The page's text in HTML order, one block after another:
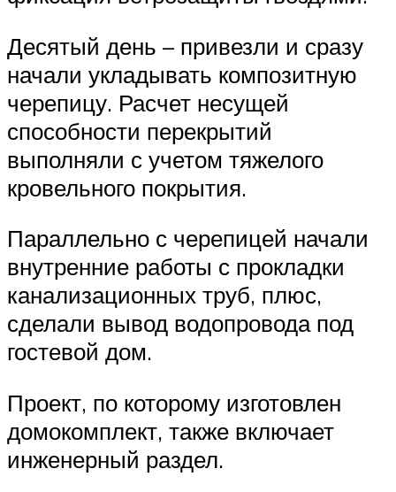
Десятый день – привезли и сразу
начали укладывать композитную
черепицу. Расчет несущей
способности перекрытий
выполняли с учетом тяжелого
кровельного покрытия.
Параллельно с черепицей начали
внутренние работы с прокладки
канализационных труб, плюс,
сделали вывод водопровода под
гостевой дом.
Проект, по которому изготовлен
домокомплект, также включает
инженерный раздел.